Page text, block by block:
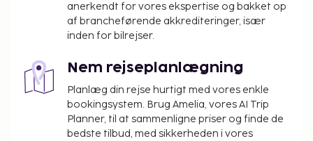
anerkendt for vores ekspertise og bakket op
af brancheførende akkrediteringer, især
inden for bilrejser.
Nem rejseplanlægning
Planlæg din rejse hurtigt med vores enkle
bookingsystem. Brug Amelia, vores AI Trip
Planner, til at sammenligne priser og finde de
bedste tilbud, med sikkerheden i vores